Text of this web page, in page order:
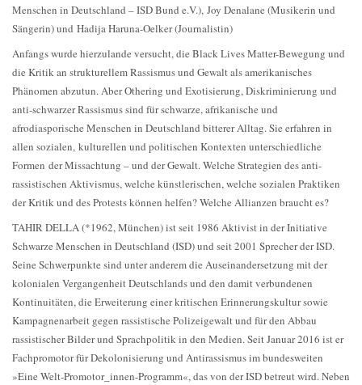
Menschen in Deutschland – ISD Bund e.V.), Joy Denalane (Musikerin und
Sängerin) und Hadija Haruna-Oelker (Journalistin)
Anfangs wurde hierzulande versucht, die Black Lives Matter-Bewegung und
die Kritik an strukturellem Rassismus und Gewalt als amerikanisches
Phänomen abzutun. Aber Othering und Exotisierung, Diskriminierung und
anti-schwarzer Rassismus sind für schwarze, afrikanische und
afrodiasporische Menschen in Deutschland bitterer Alltag. Sie erfahren in
allen sozialen, kulturellen und politischen Kontexten unterschiedliche
Formen der Missachtung – und der Gewalt. Welche Strategien des anti-
rassistischen Aktivismus, welche künstlerischen, welche sozialen Praktiken
der Kritik und des Protests können helfen? Welche Allianzen braucht es?
TAHIR DELLA (*1962, München) ist seit 1986 Aktivist in der Initiative
Schwarze Menschen in Deutschland (ISD) und seit 2001 Sprecher der ISD.
Seine Schwerpunkte sind unter anderem die Auseinandersetzung mit der
kolonialen Vergangenheit Deutschlands und den damit verbundenen
Kontinuitäten, die Erweiterung einer kritischen Erinnerungskultur sowie
Kampagnenarbeit gegen rassistische Polizeigewalt und für den Abbau
rassistischer Bilder und Sprachpolitik in den Medien. Seit Januar 2016 ist er
Fachpromotor für Dekolonisierung und Antirassismus im bundesweiten
»Eine Welt-Promotor_innen-Programm«, das von der ISD betreut wird. Neben